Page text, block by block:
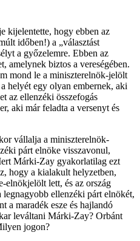
kijelentette, hogy ebben az
időben!) a „választást
a győzelemre. Ebben az
amelynek biztos a vereségében.
mond le a miniszterelnök-jelölt
helyét egy olyan embernek, aki
az ellenzéki összefogás
aki már feladta a versenyt és
vállalja a miniszterelnök-
párt elnöke visszavonul,
Márki-Zay gyakorlatilag ezt
hogy a kialakult helyzetben,
elnökjelölt lett, és az ország
legnagyobb ellenzéki párt elnökét,
a maradék esze és hajlandó
leváltani Márki-Zay? Orbánt
jogon?